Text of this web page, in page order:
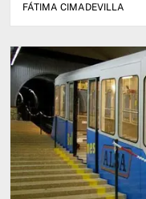
FÁTIMA CIMADEVILLA